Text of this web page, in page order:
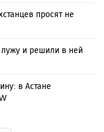
просят не
и решили в ней
в Астане